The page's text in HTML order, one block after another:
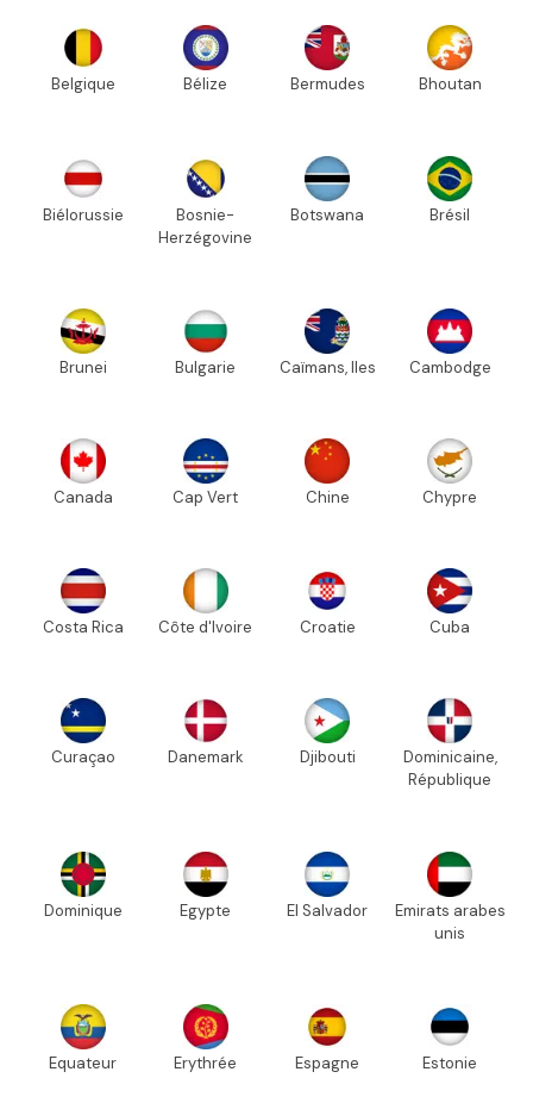
Belgique Bélize Bermudes Bhoutan
Biélorussie
Bosnie-
Herzégovine
Botswana Brésil
Brunei Bulgarie Caïmans, Iles Cambodge
Canada Cap Vert Chine Chypre
Costa Rica Côte d'Ivoire Croatie Cuba
Curaçao Danemark Djibouti
Dominicaine,
République
Dominique Egypte El Salvador
Emirats arabes
unis
Equateur Erythrée Espagne Estonie